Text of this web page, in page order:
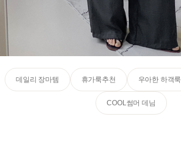
데일리 장마템 휴가룩추천 우아한 하객룩
COOL썸머 데님